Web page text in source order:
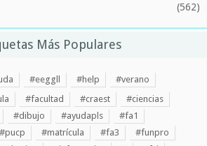
(562)
Más Populares
#eeggll #help
#verano
#facultad #craest
#ciencias
#dibujo #ayudapls
#fa1
#pucp #matrícula #fa3
#funpro